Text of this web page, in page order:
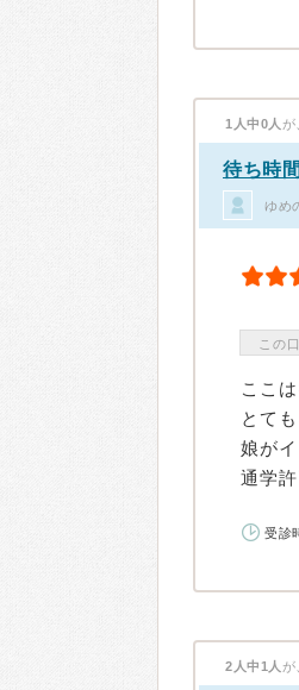
1人中0人 が
待ち時
ゆめ
この
ここ
とて
娘が
通学
受診
2人中1人 が